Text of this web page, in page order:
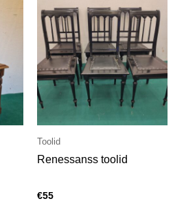
Toolid
Renessanss toolid
€55